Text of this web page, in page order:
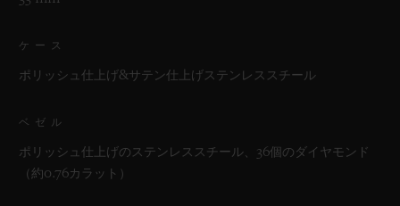
ケース
ポリッシュ仕上げ&サテン仕上げステンレススチール
ベゼル
ポリッシュ仕上げのステンレススチール、36個のダイヤモンド
（約0.76カラット）